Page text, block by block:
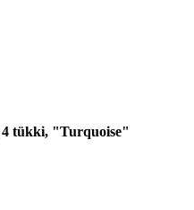
4 tükki, "Turquoise"